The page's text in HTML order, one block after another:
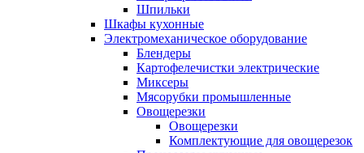
Шпильки
Шкафы кухонные
Электромеханическое оборудование
Блендеры
Картофелечистки электрические
Миксеры
Мясорубки промышленные
Овощерезки
Овощерезки
Комплектующие для овощерезок